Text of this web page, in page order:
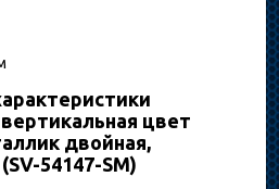
цвет
двойная,
54147-SM)